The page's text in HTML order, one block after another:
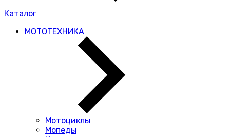
Каталог
МОТОТЕХНИКА
Мотоциклы
Мопеды